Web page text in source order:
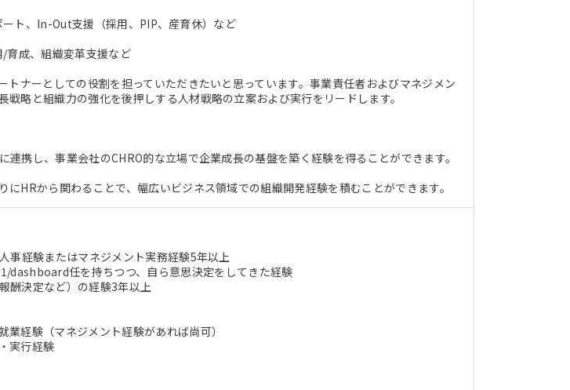
ト、In-Out支援（採用、PIP、産育休）など
成、組織変革支援など
トナーとしての役割を担っていただきたいと思っています。事業責任者およびマネジメン
戦略と組織力の強化を後押しする人材戦略の立案および実行をリードします。
携し、事業会社のCHRO的な立場で企業成長の基盤を築く経験を得ることができます。
にHRから関わることで、幅広いビジネス領域での組織開発経験を積むことができます。
事経験またはマネジメント実務経験5年以上
任を持ちつつ、自ら意思決定をしてきた経験
酬決定など）の経験3年以上
業経験（マネジメント経験があれば尚可）
実行経験